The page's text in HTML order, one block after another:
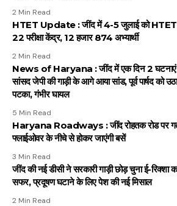
2 Min Read
HTET Update : जींद में 4-5 जुलाई को
22 परीक्षा केंद्र, 12 हजार 874 अभ्यार्थी
2 Min Read
News of Haryana : जींद में एक दिन 2
सांसद जेपी की गाड़ी के आगे आया सांड, पूर्व पार्षद को
पटका, गंभीर घायल
5 Min Read
Haryana Roadways : जींद रोहतक रोड पर
फ्लाईओवर के नीचे से होकर जाएंगी बसें
3 Min Read
जींद की नई डीसी ने सरकारी गाड़ी छोड़ चुना ई-रिक्शा
सफर, प्रदूषण घटाने के लिए पेश की नई मिसाल
2 Min Read